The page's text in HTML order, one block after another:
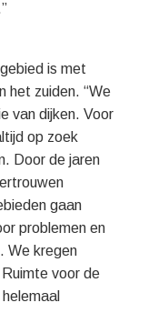
is met
het zuiden. “We
van dijken. Voor
op zoek
Door de jaren
gaan
problemen en
We kregen
voor de